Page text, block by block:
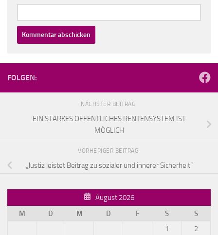
FOLGEN:
NÄCHSTER BEITRAG
EIN STARKES ÖFFENTLICHES RENTENSYSTEM IST
MÖGLICH
VORHERIGER BEITRAG
„Justiz leistet Beitrag zu sozialer und innerer Sicherheit“
August 2026
M
D M D F S
S
1
2